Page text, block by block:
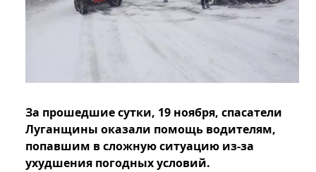
За прошедшие сутки, 19 ноября, спасатели
Луганщины оказали помощь водителям,
попавшим в сложную ситуацию из-за
ухудшения погодных условий.